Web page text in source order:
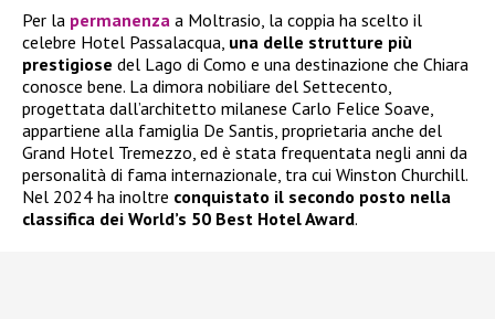
Per la permanenza a Moltrasio, la coppia ha scelto il
celebre Hotel Passalacqua, una delle strutture più
prestigiose del Lago di Como e una destinazione che Chiara
conosce bene. La dimora nobiliare del Settecento,
progettata dall’architetto milanese Carlo Felice Soave,
appartiene alla famiglia De Santis, proprietaria anche del
Grand Hotel Tremezzo, ed è stata frequentata negli anni da
personalità di fama internazionale, tra cui Winston Churchill.
Nel 2024 ha inoltre conquistato il secondo posto nella
classifica dei World’s 50 Best Hotel Award.